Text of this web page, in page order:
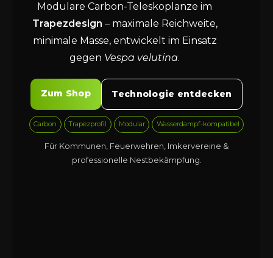
Modulare Carbon-Teleskoplanze im
Trapezdesign – maximale Reichweite,
minimale Masse, entwickelt im Einsatz
gegen Vespa velutina.
Zum Shop Technologie entdecken
Carbon Trapezprofil Modular Wasserdampf-kompatibel
Für Kommunen, Feuerwehren, Imkervereine &
professionelle Nestbekämpfung.